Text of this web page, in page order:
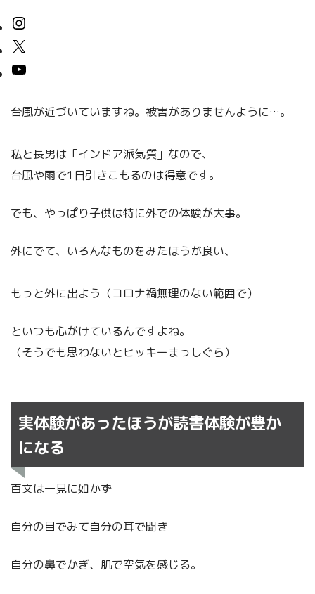
台風が近づいていますね。被害がありませんように…。
私と長男は「インドア派気質」なので、
台風や雨で1日引きこもるのは得意です。
でも、やっぱり子供は特に外での体験が大事。
外にでて、いろんなものをみたほうが良い、
もっと外に出よう（コロナ禍無理のない範囲で）
といつも心がけているんですよね。
（そうでも思わないとヒッキーまっしぐら）
実体験があったほうが読書体験が豊か
になる
百文は一見に如かず
自分の目でみて自分の耳で聞き
自分の鼻でかぎ、肌で空気を感じる。